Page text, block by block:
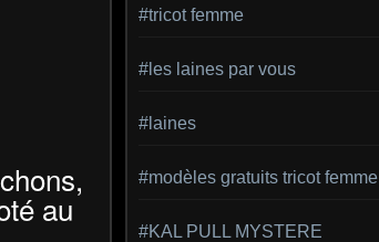
au
#tricot femme
#les laines par vous
#laines
#modèles gratuits tricot femme
#KAL PULL MYSTERE